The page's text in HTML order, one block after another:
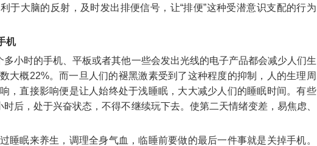
于大脑的反射，及时发出排便信号，让“排便”这种受潜意识支配的行为
机
多小时的手机、平板或者其他一些会发出光线的电子产品都会减少人们生
大概22%。而一旦人们的褪黑激素受到了这种程度的抑制，人的生理周
，直接影响便是让人始终处于浅睡眠，大大减少人们的睡眠时间。有些
时后，处于兴奋状态，不得不继续玩下去。使第二天情绪变差，易焦虑、
睡眠来养生，调理全身气血，临睡前要做的最后一件事就是关掉手机。